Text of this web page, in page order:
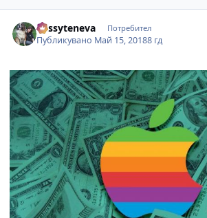
dessyteneva Потребител
Публикувано Май 15, 20188 гд